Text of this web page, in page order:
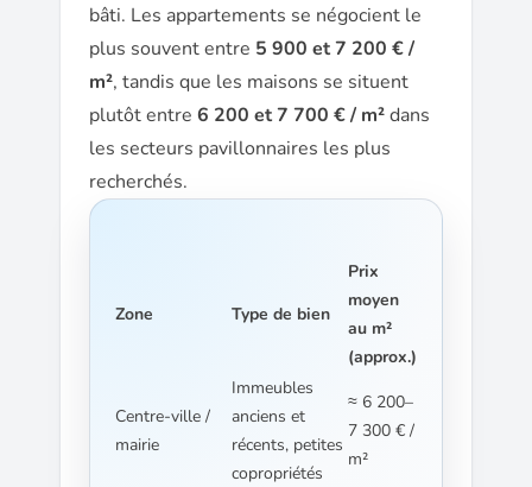
bâti. Les appartements se négocient le
plus souvent entre 5 900 et 7 200 € /
m², tandis que les maisons se situent
plutôt entre 6 200 et 7 700 € / m²dans
les secteurs pavillonnaires les plus
recherchés.
Zone Type de bien
Prix
moyen
au m²
(approx.)
Centre-ville /
mairie
Immeubles
anciens et
récents, petites
copropriétés
≈ 6 200–
7 300 € /
m²